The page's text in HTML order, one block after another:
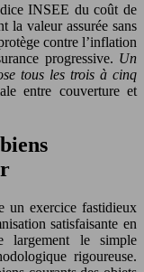
INSEE du coût de
la valeur assurée sans
contre l’inflation
progressive. Un
tous les trois à cinq
entre couverture et
un exercice fastidieux
satisfaisante en
largement le simple
rigoureuse.